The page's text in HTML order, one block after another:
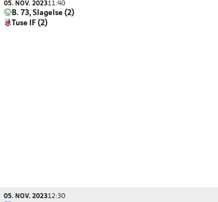
05. NOV. 202311:40
B. 73, Slagelse (2)
Tuse IF (2)
05. NOV. 202312:30